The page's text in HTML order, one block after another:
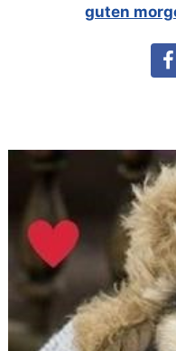
guten